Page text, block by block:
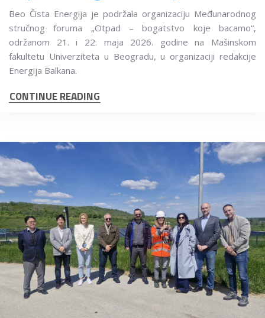
Beo Čista Energija je podržala organizaciju Međunarodnog
stručnog foruma „Otpad – bogatstvo koje bacamo“,
održanom 21. i 22. maja 2026. godine na Mašinskom
fakultetu Univerziteta u Beogradu, u organizaciji redakcije
Energija Balkana.
CONTINUE READING